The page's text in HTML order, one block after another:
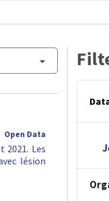
Open Data
2021. Les
lésion